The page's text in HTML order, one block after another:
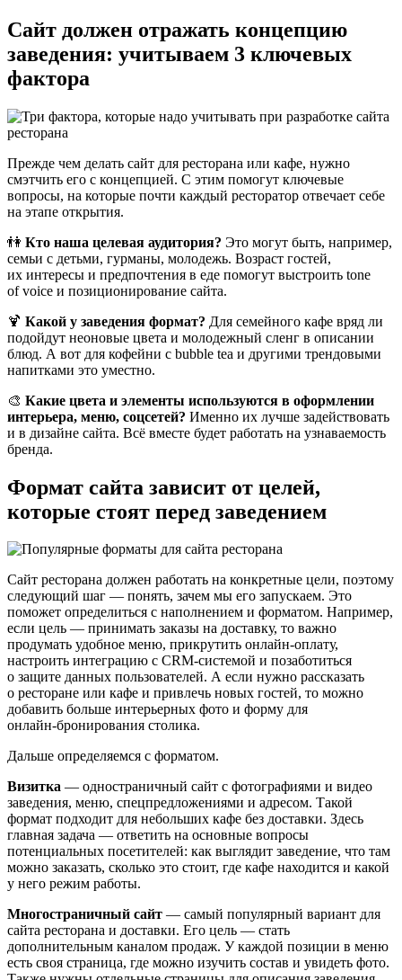
Сайт должен отражать концепцию
заведения: учитываем 3 ключевых
фактора
Прежде чем делать сайт для ресторана или кафе, нужно
смэтчить его с концепцией. С этим помогут ключевые
вопросы, на которые почти каждый ресторатор отвечает себе
на этапе открытия.
👫 Кто наша целевая аудитория? Это могут быть, например,
семьи с детьми, гурманы, молодежь. Возраст гостей,
их интересы и предпочтения в еде помогут выстроить tone
of voice и позиционирование сайта.
🍹 Какой у заведения формат? Для семейного кафе вряд ли
подойдут неоновые цвета и молодежный сленг в описании
блюд. А вот для кофейни с bubble tea и другими трендовыми
напитками это уместно.
🎨 Какие цвета и элементы используются в оформлении
интерьера, меню, соцсетей? Именно их лучше задействовать
и в дизайне сайта. Всё вместе будет работать на узнаваемость
бренда.
Формат сайта зависит от целей,
которые стоят перед заведением
Сайт ресторана должен работать на конкретные цели, поэтому
следующий шаг — понять, зачем мы его запускаем. Это
поможет определиться с наполнением и форматом. Например,
если цель — принимать заказы на доставку, то важно
продумать удобное меню, прикрутить онлайн‑оплату,
настроить интеграцию с CRM‑системой и позаботиться
о защите данных пользователей. А если нужно рассказать
о ресторане или кафе и привлечь новых гостей, то можно
добавить больше интерьерных фото и форму для
онлайн‑бронирования столика.
Дальше определяемся с форматом.
Визитка — одностраничный сайт с фотографиями и видео
заведения, меню, спецпредложениями и адресом. Такой
формат подходит для небольших кафе без доставки. Здесь
главная задача — ответить на основные вопросы
потенциальных посетителей: как выглядит заведение, что там
можно заказать, сколько это стоит, где кафе находится и какой
у него режим работы.
Многостраничный сайт — самый популярный вариант для
сайта ресторана и доставки. Его цель — стать
дополнительным каналом продаж. У каждой позиции в меню
есть своя страница, где можно изучить состав и увидеть фото.